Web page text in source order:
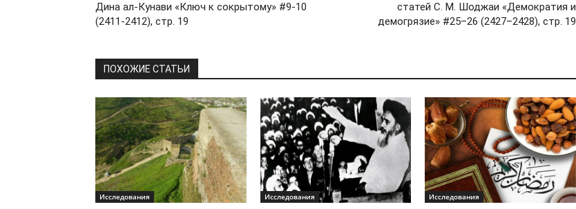
Дина ал-Кунави «Ключ к сокрытому» #9-10
(2411-2412), стр. 19
статей С. М. Шоджаи «Демократия и
демогрязие» #25–26 (2427–2428), стр. 19
ПОХОЖИЕ СТАТЬИ
Исследования Исследования Исследования